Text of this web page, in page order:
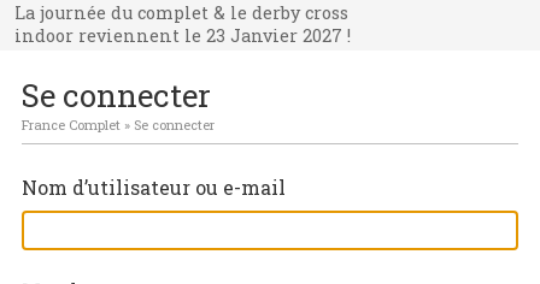
La journée du complet & le derby cross
indoor reviennent le 23 Janvier 2027 !
indoor reviennent le 23 Janvier 2027 !
Se connecter
France Complet» Se connecter
Nom d’utilisateur ou e-mail